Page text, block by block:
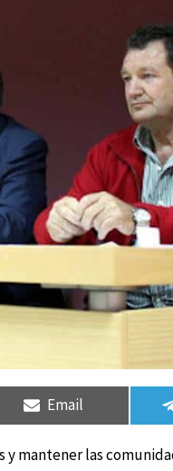
Compartir
en
Email
mantener las
Compartir
en